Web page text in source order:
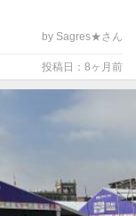
by Sagres★さん
投稿日：8ヶ月前